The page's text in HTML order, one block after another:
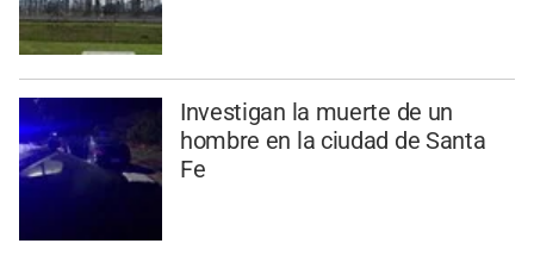
Investigan la muerte de un
hombre en la ciudad de Santa
Fe